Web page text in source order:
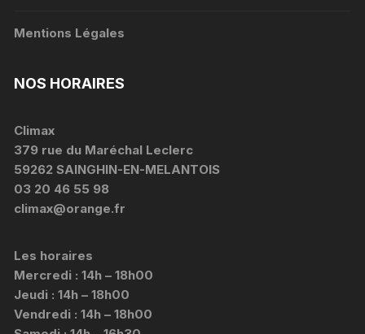
Mentions Légales
NOS HORAIRES
Climax
379 rue du Maréchal Leclerc
59262 SAINGHIN-EN-MELANTOIS
03 20 46 55 98
climax@orange.fr
Les horaires
Mercredi : 14h – 18h00
Jeudi : 14h – 18h00
Vendredi : 14h – 18h00